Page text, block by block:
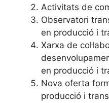
Activitats de
Observatori
en producció i
Xarxa de
en producció i
Nova oferta
producció i